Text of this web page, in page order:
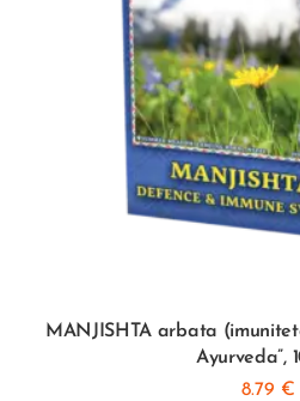
MANJISHTA arbata
Ayurveda”,
8.79 €